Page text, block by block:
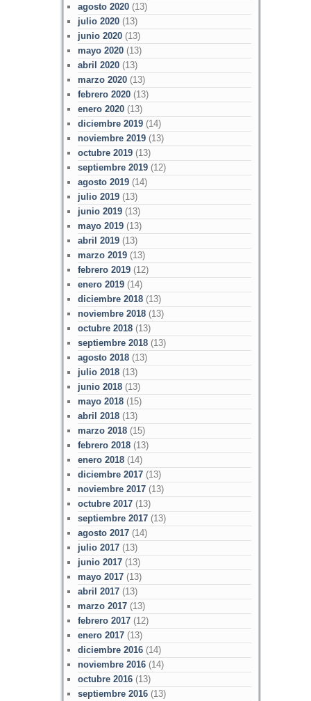
agosto 2020(13)
julio 2020(13)
junio 2020(13)
mayo 2020(13)
abril 2020(13)
marzo 2020(13)
febrero 2020(13)
enero 2020(13)
diciembre 2019(14)
noviembre 2019(13)
octubre 2019(13)
septiembre 2019(12)
agosto 2019(14)
julio 2019(13)
junio 2019(13)
mayo 2019(13)
abril 2019(13)
marzo 2019(13)
febrero 2019(12)
enero 2019(14)
diciembre 2018(13)
noviembre 2018(13)
octubre 2018(13)
septiembre 2018(13)
agosto 2018(13)
julio 2018(13)
junio 2018(13)
mayo 2018(15)
abril 2018(13)
marzo 2018(15)
febrero 2018(13)
enero 2018(14)
diciembre 2017(13)
noviembre 2017(13)
octubre 2017(13)
septiembre 2017(13)
agosto 2017(14)
julio 2017(13)
junio 2017(13)
mayo 2017(13)
abril 2017(13)
marzo 2017(13)
febrero 2017(12)
enero 2017(13)
diciembre 2016(14)
noviembre 2016(14)
octubre 2016(13)
septiembre 2016(13)